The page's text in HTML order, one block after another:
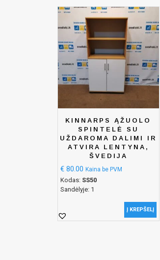
KINNARPS ĄŽUOLO
SPINTELĖ SU
UŽDAROMA DALIMI IR
ATVIRA LENTYNA,
ŠVEDIJA
€ 80.00 Kaina be PVM
Kodas: SS50
Sandėlyje: 1
Į KREPŠELĮ